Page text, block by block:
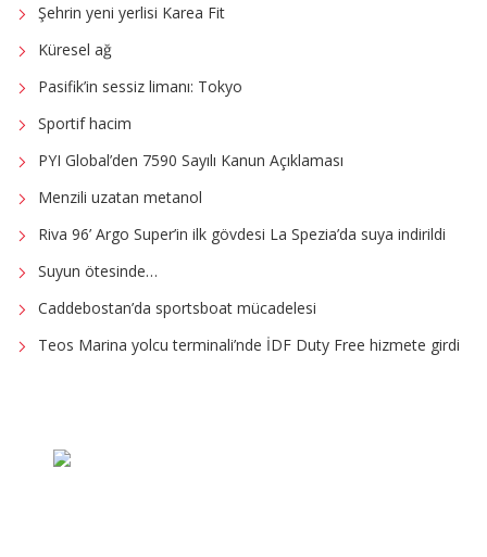
Şehrin yeni yerlisi Karea Fit
Küresel ağ
Pasifik’in sessiz limanı: Tokyo
Sportif hacim
PYI Global’den 7590 Sayılı Kanun Açıklaması
Menzili uzatan metanol
Riva 96’ Argo Super’in ilk gövdesi La Spezia’da suya indirildi
Suyun ötesinde…
Caddebostan’da sportsboat mücadelesi
Teos Marina yolcu terminali’nde İDF Duty Free hizmete girdi